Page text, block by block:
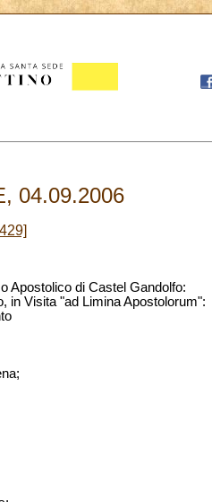
04.09.2006
Apostolico di Castel Gandolfo:
in Visita "ad Limina Apostolorum":